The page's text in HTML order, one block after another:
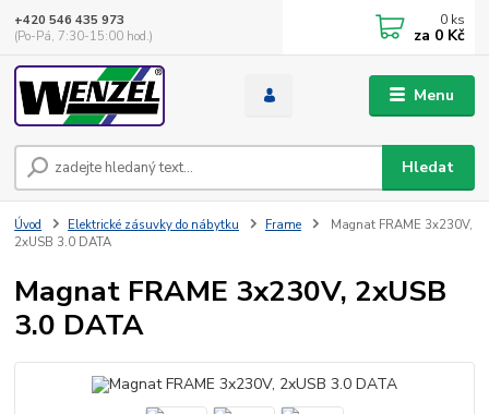
Menu
Hledat
+420 546 435 973
(Po-Pá, 7:30-15:00 hod.)
0 ks
za 0 Kč
Úvod Elektrické zásuvky do nábytku Frame
Magnat FRAME 3x230V,
2xUSB 3.0 DATA
Magnat FRAME 3x230V, 2xUSB
3.0 DATA